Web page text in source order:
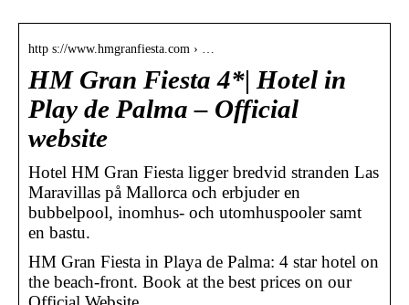
http s://www.hmgranfiesta.com › …
HM Gran Fiesta 4*| Hotel in
Play de Palma – Official
website
Hotel HM Gran Fiesta ligger bredvid stranden Las
Maravillas på Mallorca och erbjuder en
bubbelpool, inomhus- och utomhuspooler samt
en bastu.
HM Gran Fiesta in Playa de Palma: 4 star hotel on
the beach-front. Book at the best prices on our